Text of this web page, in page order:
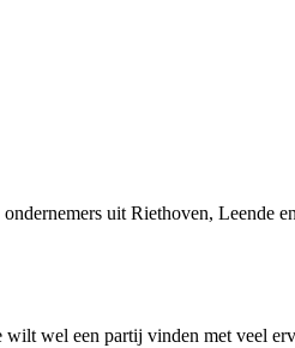
uit Riethoven, Leende
wel een partij vinden met veel